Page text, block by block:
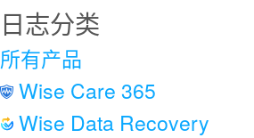
日志分类
所有产品
Wise Care 365
Wise Data Recovery